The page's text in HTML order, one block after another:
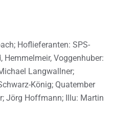
Hoflieferanten: SPS-
Hemmelmeir, Voggenhuber:
Langwallner;
König; Quatember
Jörg Hoffmann; Illu: Martin